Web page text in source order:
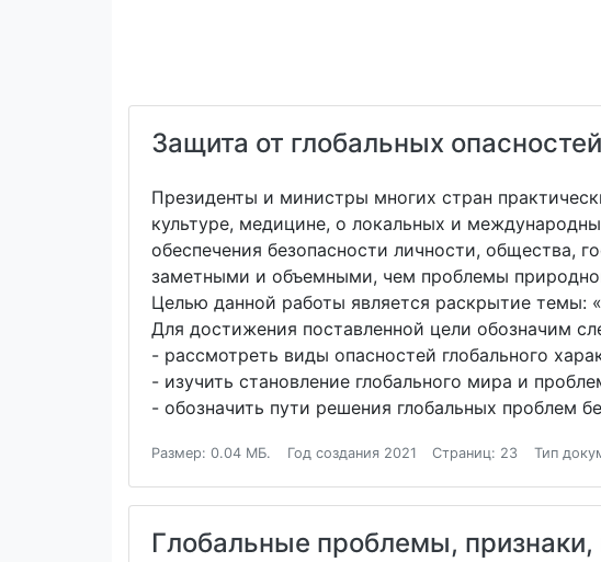
Защита от глобальных опасностей
Президенты и министры многих стран
культуре, медицине, о локальных и
обеспечения безопасности личности, общества,
заметными и объемными, чем проблемы
Целью данной работы является раскрытие темы:
Для достижения поставленной цели обозначим
- рассмотреть виды опасностей глобального
- изучить становление глобального мира и
- обозначить пути решения глобальных проблем
Размер: 0.04 МБ. Год создания 2021 Страниц: 23 Тип
Глобальные проблемы,